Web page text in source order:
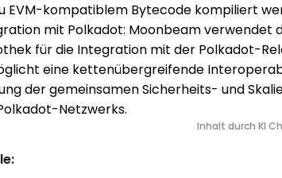
EVM-kompatiblem Bytecode kompiliert
mit Polkadot: Moonbeam verwendet
für die Integration mit der Polkadot-
eine kettenübergreifende
der gemeinsamen Sicherheits- und
Netzwerks.
Inhalt durch KI